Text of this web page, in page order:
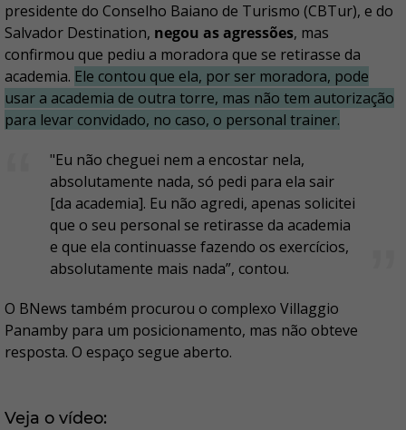
presidente do Conselho Baiano de Turismo (CBTur), e do
Salvador Destination, negou as agressões, mas
confirmou que pediu a moradora que se retirasse da
academia. Ele contou que ela, por ser moradora, pode
usar a academia de outra torre, mas não tem autorização
para levar convidado, no caso, o personal trainer.
"Eu não cheguei nem a encostar nela,
absolutamente nada, só pedi para ela sair
[da academia]. Eu não agredi, apenas solicitei
que o seu personal se retirasse da academia
e que ela continuasse fazendo os exercícios,
absolutamente mais nada”, contou.
O BNews também procurou o complexo Villaggio
Panamby para um posicionamento, mas não obteve
resposta. O espaço segue aberto.
Veja o vídeo: